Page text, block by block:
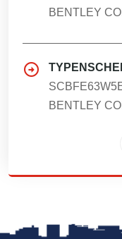
BENTLEY
BENTLEY